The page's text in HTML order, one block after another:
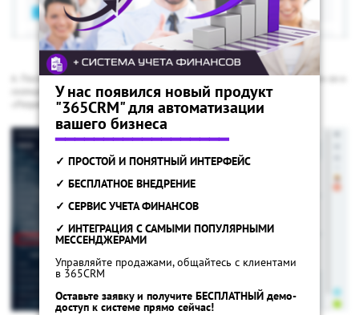
6. После того как наш вебхук создан. Необходимо проверить сохранился ли он и
скопировать данные для интеграции. Для этого заходим в раздел
«Разработчикам» и выбираем пункт «Интеграция»
У нас появился новый продукт
"365CRM" для автоматизации
вашего бизнеса
━━━━━━━━━━━━━━━━━━
✓ ПРОСТОЙ И ПОНЯТНЫЙ ИНТЕРФЕЙС
✓ БЕСПЛАТНОЕ ВНЕДРЕНИЕ
✓ СЕРВИС УЧЕТА ФИНАНСОВ
✓ ИНТЕГРАЦИЯ С САМЫМИ ПОПУЛЯРНЫМИ
МЕССЕНДЖЕРАМИ
Управляйте продажами, общайтесь с клиентами
в 365CRM
Оставьте заявку и получите БЕСПЛАТНЫЙ демо-
доступ к системе прямо сейчас!